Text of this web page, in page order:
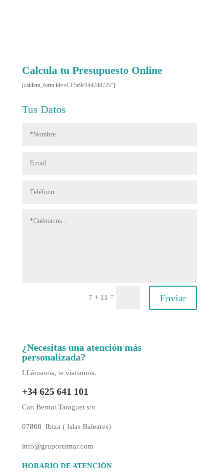
Calcula tu Presupuesto Online
[caldera_form id=»CF5e9c144788725″]
Tus Datos
7 + 11 = Enviar
¿Necesitas una atención más
personalizada?
LLámanos, te visitamos.
+34 625 641 101
Can Bernat Taraguet s/n
07800 Ibiza ( Islas Baleares)
info@gruporeimar.com
HORARIO DE ATENCIÓN